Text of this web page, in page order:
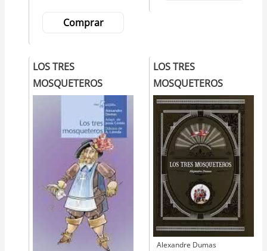
Comprar
LOS TRES
MOSQUETEROS
LOS TRES
MOSQUETEROS
Autor
Alexandre Dumas